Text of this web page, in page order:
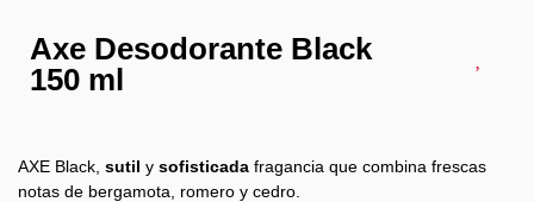
Axe Desodorante Black
150 ml
AXE Black, sutil y sofisticada fragancia que combina frescas
notas de bergamota, romero y cedro.